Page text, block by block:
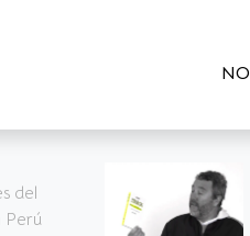
SURREALISMO SEGÚN